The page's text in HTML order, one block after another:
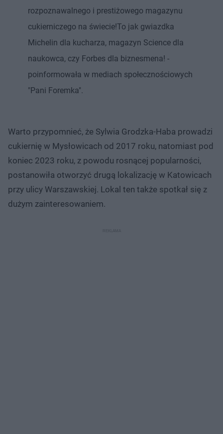
rozpoznawalnego i prestiżowego magazynu
cukierniczego na świecie!To jak gwiazdka
Michelin dla kucharza, magazyn Science dla
naukowca, czy Forbes dla biznesmena! -
poinformowała w mediach społecznościowych
"Pani Foremka".
Warto przypomnieć, że Sylwia Grodzka-Haba prowadzi
cukiernię w Mysłowicach od 2017 roku, natomiast pod
koniec 2023 roku, z powodu rosnącej popularności,
postanowiła otworzyć drugą lokalizację w Katowicach
przy ulicy Warszawskiej. Lokal ten także spotkał się z
dużym zainteresowaniem.